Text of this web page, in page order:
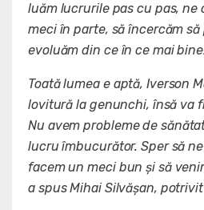
luăm lucrurile pas cu pas,
meci în parte, să încercăm să
evoluăm din ce în ce mai
Toată lumea e aptă, Iverson
lovitură la genunchi, însă va
Nu avem probleme de
lucru îmbucurător. Sper să
facem un meci bun și să
a spus Mihai Silvășan,